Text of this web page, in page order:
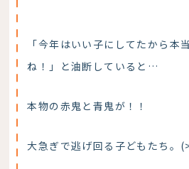
「今年はいい子にしてたから本
ね！」と油断していると…
本物の赤鬼と青鬼が！！
大急ぎで逃げ回る子どもたち。